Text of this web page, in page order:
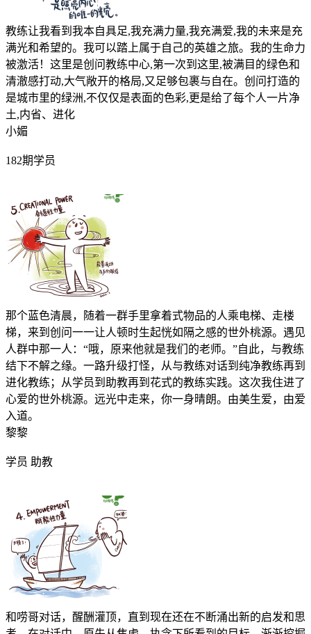
教练让我看到我本自具足,我充满力量,我充满爱,我的未来是充
满光和希望的。我可以踏上属于自己的英雄之旅。我的生命力
被激活！这里是创问教练中心,第一次到这里,被满目的绿色和
清澈感打动,大气敞开的格局,又足够包裹与自在。创问打造的
是城市里的绿洲,不仅仅是表面的色彩,更是给了每个人一片净
土,内省、进化
小媚
182期学员
那个蓝色清晨，随着一群手里拿着式物品的人乘电梯、走楼
梯，来到创问一一让人顿时生起恍如隔之感的世外桃源。遇见
人群中那一人：“哦，原来他就是我们的老师。”自此，与教练
结下不解之缘。一路升级打怪，从与教练对话到纯净教练再到
进化教练；从学员到助教再到花式的教练实践。这次我住进了
心爱的世外桃源。远光中走来，你一身晴朗。由美生爱，由爱
入道。
黎黎
学员 助教
和唠哥对话，醒酬灌顶，直到现在还在不断涌出新的启发和思